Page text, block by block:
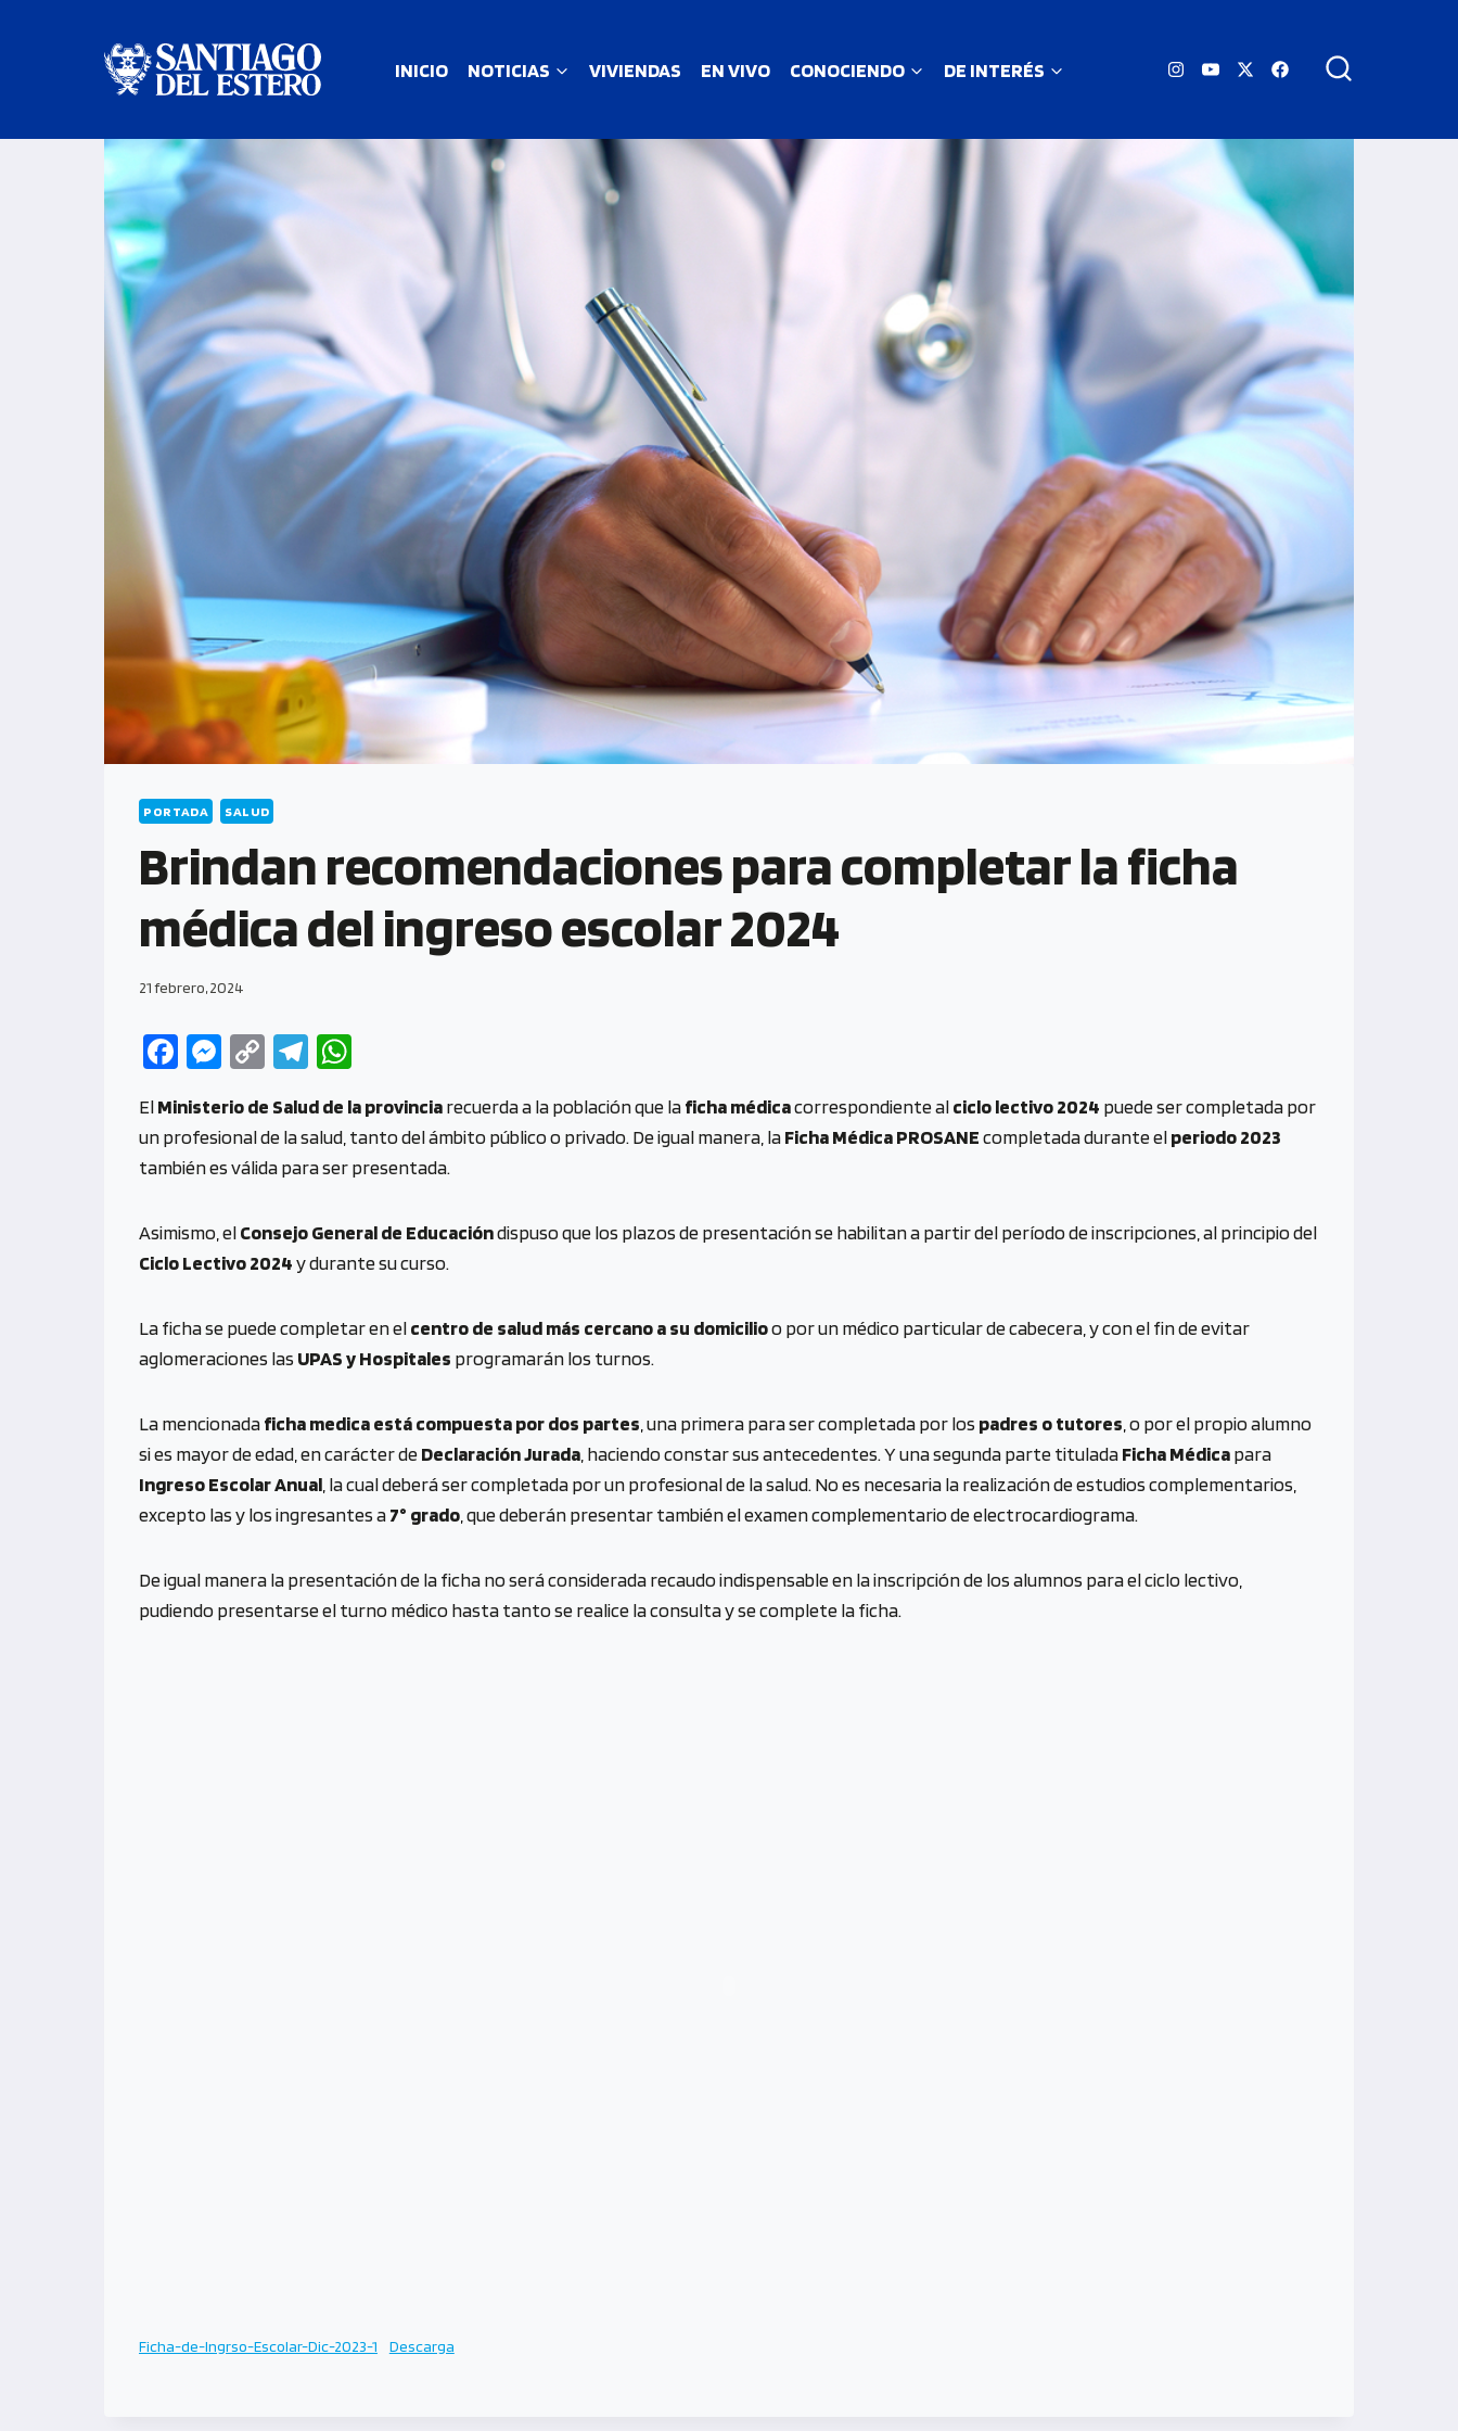
INICIO NOTICIAS VIVIENDAS EN VIVO CONOCIENDO DE INTERÉS
PORTADA SALUD
Brindan recomendaciones para completar la ficha
médica del ingreso escolar 2024
21 febrero, 2024
Fa
b
o
k
M
se
n
er
C
py
Li
n
k
Te
gr
a
at
s
A
p
p
ElMinisterio de Salud de la provinciarecuerda a la población que laficha médicacorrespondiente alciclo lectivo 2024 puede ser completada por
un profesional de la salud, tanto del ámbito público o privado. De igual manera, laFicha Médica PROSANEcompletada durante elperiodo 2023
también es válida para ser presentada.
Asimismo, elConsejo General de Educacióndispuso que los plazos de presentación se habilitan a partir del período de inscripciones, al principio del
Ciclo Lectivo 2024y durante su curso.
La ficha se puede completar en elcentro de salud más cercano a su domicilioo por un médico particular de cabecera, y con el fin de evitar
aglomeraciones las UPAS y Hospitales programarán los turnos.
La mencionadaficha medica está compuesta por dos partes , una primera para ser completada por los padres o tutores , o por el propio alumno
si es mayor de edad, en carácter deDeclaración Jurada , haciendo constar sus antecedentes. Y una segunda parte tituladaFicha Médicapara
Ingreso Escolar Anual , la cual deberá ser completada por un profesional de la salud. No es necesaria la realización de estudios complementarios,
excepto las y los ingresantes a7° grado , que deberán presentar también el examen complementario de electrocardiograma.
De igual manera la presentación de la ficha no será considerada recaudo indispensable en la inscripción de los alumnos para el ciclo lectivo,
pudiendo presentarse el turno médico hasta tanto se realice la consulta y se complete la ficha.
Ficha-de-Ingrso-Escolar-Dic-2023-1 Descarga